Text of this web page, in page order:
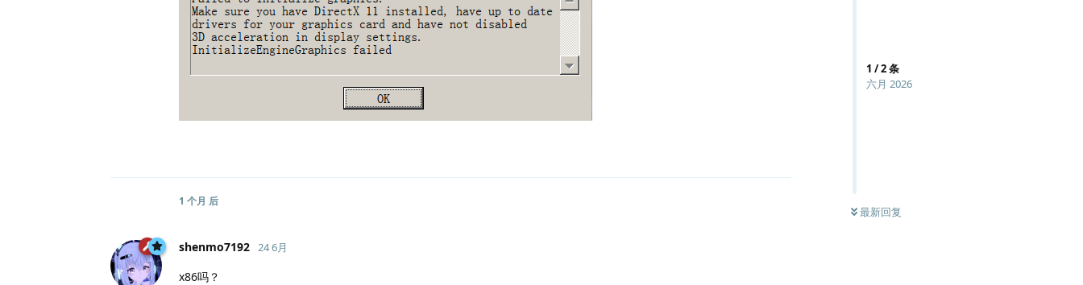
1 /2条
六月 2026
最新回复
1 个月 后
shenmo7192 24 6月
x86吗？